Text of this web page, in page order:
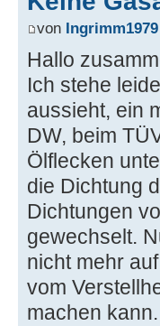
von Ingrimm1979
Hallo
Ich stehe
aussieht, ein
DW, beim
Ölflecken
die Dichtung
Dichtungen
gewechselt.
nicht mehr
vom
machen kann.